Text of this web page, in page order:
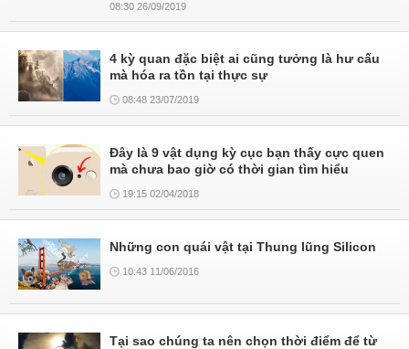
08:30 26/09/2019
4 kỳ quan đặc biệt ai cũng tưởng là hư cấu
mà hóa ra tồn tại thực sự
08:48 23/07/2019
Đây là 9 vật dụng kỳ cục bạn thấy cực quen
mà chưa bao giờ có thời gian tìm hiểu
19:15 02/04/2018
Những con quái vật tại Thung lũng Silicon
10:43 11/06/2016
Tại sao chúng ta nên chọn thời điểm để từ